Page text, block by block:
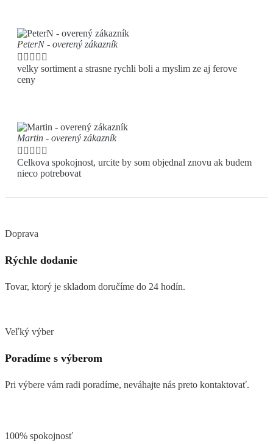
PeterN - overený zákazník
    
velky sortiment a strasne rychli boli a myslim ze aj ferove
ceny
Martin - overený zákazník
    
Celkova spokojnost, urcite by som objednal znovu ak budem
nieco potrebovat
Doprava
Rýchle dodanie
Tovar, ktorý je skladom doručíme do 24 hodín.
Veľký výber
Poradíme s výberom
Pri výbere vám radi poradíme, neváhajte nás preto kontaktovať.
100% spokojnosť